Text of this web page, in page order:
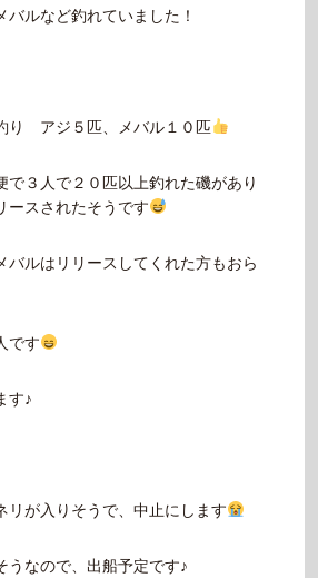
バルなど釣れていました！
り アジ５匹、メバル１０匹
で３人で２０匹以上釣れた磯があり
ースされたそうです
バルはリリースしてくれた方もおら
です
す♪
リが入りそうで、中止にします
うなので、出船予定です♪